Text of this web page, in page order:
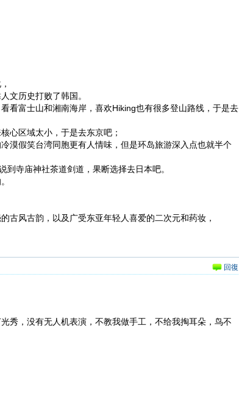
文历史打败了韩国。
看富士山和湘南海岸，喜欢Hiking也有很多登山路线，于是去
心区域太小，于是去东京吧；
漠假笑台湾同胞更有人情味，但是环岛旅游深入点也就半个
寺庙神社茶道剑道，果断选择去日本吧。
古风古韵，以及广受东亚年轻人喜爱的二次元和药妆，
回復
秀，没有无人机表演，不教我做手工，不给我掏耳朵，鸟不